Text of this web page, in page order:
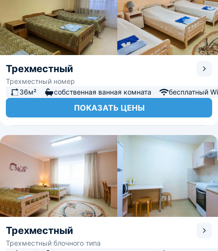
Трехместный
Трехместный номер
36м²
собственная ванная комната бесплатный
ПОКАЗАТЬ ЦЕНЫ
Трехместный
Трехместный блочного типа